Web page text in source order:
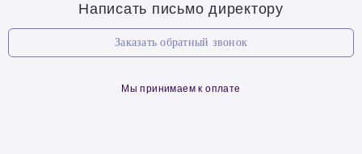
Написать письмо директору
Заказать обратный звонок
Мы принимаем к оплате